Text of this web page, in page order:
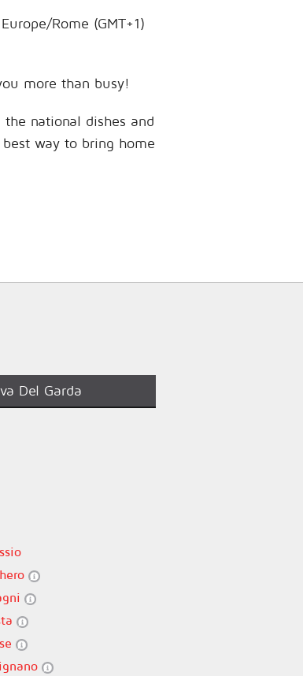
Rome (GMT+1)
more than busy!
national dishes and
way to bring home
Del Garda